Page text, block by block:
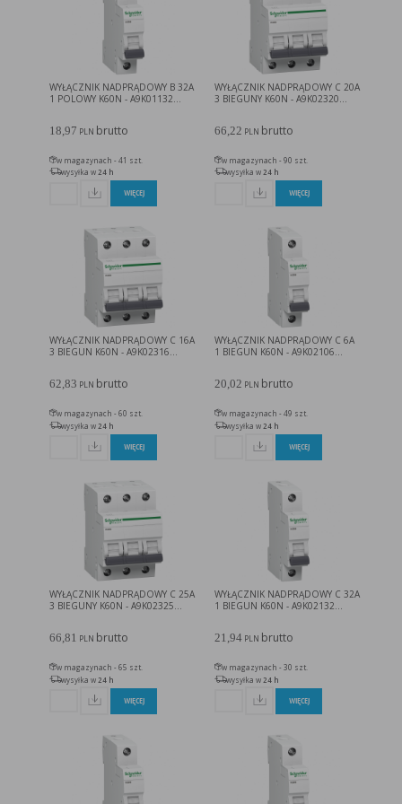
w taki sposób, aby blokować automatyczną obsługę plików „cookies” w ustawieniach przeglądarki
internetowej bądź informować o ich każdorazowym przesłaniu na urządzenie użytkownika.
Szczegółowe informacje o możliwości i sposobach obsługi plików „cookies” dostępne są w
ustawieniach oprogramowania (przeglądarki internetowej).
Ograniczenie stosowania plików „cookies”, może wpłynąć na niektóre funkcjonalności dostępne
WYŁĄCZNIK NADPRĄDOWY B 32A
1 POLOWY K60N - A9K01132...
18,97 PLN brutto
w magazynach - 41 szt.
wysyłka w24 h
WIĘCEJ
WYŁĄCZNIK NADPRĄDOWY C 20A
3 BIEGUNY K60N - A9K02320...
66,22 PLN brutto
w magazynach - 90 szt.
wysyłka w24 h
WIĘCEJ
WYŁĄCZNIK NADPRĄDOWY C 16A
3 BIEGUN K60N - A9K02316...
62,83 PLN brutto
w magazynach - 60 szt.
wysyłka w 24 h
WIĘCEJ
WYŁĄCZNIK NADPRĄDOWY C 6A
1 BIEGUN K60N - A9K02106...
20,02 PLN brutto
w magazynach - 49 szt.
wysyłka w 24 h
WIĘCEJ
WYŁĄCZNIK NADPRĄDOWY C 25A
3 BIEGUNY K60N - A9K02325...
66,81 PLN brutto
w magazynach - 65 szt.
wysyłka w 24 h
WIĘCEJ
WYŁĄCZNIK NADPRĄDOWY C 32A
1 BIEGUN K60N - A9K02132...
21,94 PLN brutto
w magazynach - 30 szt.
wysyłka w 24 h
WIĘCEJ